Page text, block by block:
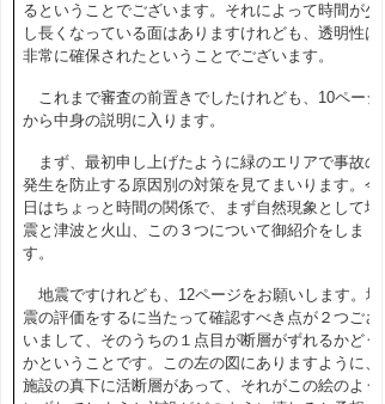
るということでございます。それによって時間が少
し長くなっている面はありますけれども、透明性は
非常に確保されたということでございます。
これまで審査の前置きでしたけれども、 10ページ
から中身の説明に入ります。
まず、最初申し上げたように緑のエリアで事故の
発生を防止する原因別の対策を見てまいります。今
日はちょっと時間の関係で、まず自然現象として地
震と津波と火山、この３つについて御紹介をしま
す。
地震ですけれども、 12ページをお願いします。地
震の評価をするに当たって確認すべき点が２つござ
いまして、そのうちの１点目が断層がずれるかどう
かということです。この左の図にありますように、
施設の真下に活断層があって、それがこの絵のよう